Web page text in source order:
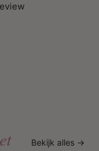
Bekijk alles →